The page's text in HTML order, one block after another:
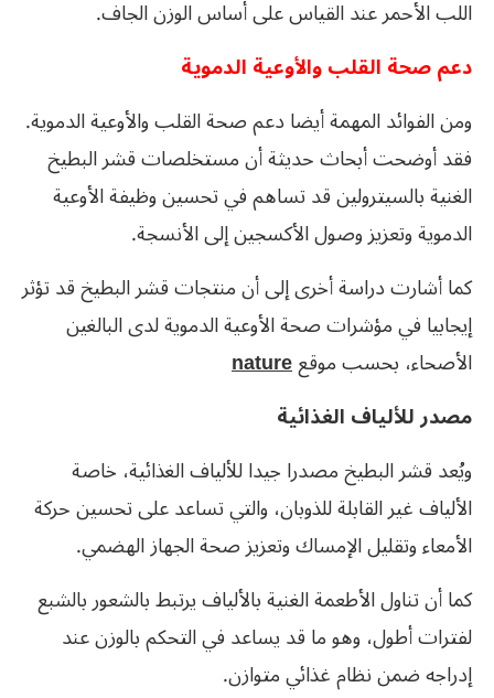
اللب الأحمر عند القياس على أساس الوزن الجاف.
دعم صحة القلب والأوعية الدموية
ومن الفوائد المهمة أيضا دعم صحة القلب والأوعية الدموية.
فقد أوضحت أبحاث حديثة أن مستخلصات قشر البطيخ
الغنية بالسيترولين قد تساهم في تحسين وظيفة الأوعية
الدموية وتعزيز وصول الأكسجين إلى الأنسجة.
كما أشارت دراسة أخرى إلى أن منتجات قشر البطيخ قد تؤثر
إيجابيا في مؤشرات صحة الأوعية الدموية لدى البالغين
الأصحاء، بحسب موقعnature
مصدر للألياف الغذائية
ويُعد قشر البطيخ مصدرا جيدا للألياف الغذائية، خاصة
الألياف غير القابلة للذوبان، والتي تساعد على تحسين حركة
الأمعاء وتقليل الإمساك وتعزيز صحة الجهاز الهضمي.
كما أن تناول الأطعمة الغنية بالألياف يرتبط بالشعور بالشبع
لفترات أطول، وهو ما قد يساعد في التحكم بالوزن عند
إدراجه ضمن نظام غذائي متوازن.